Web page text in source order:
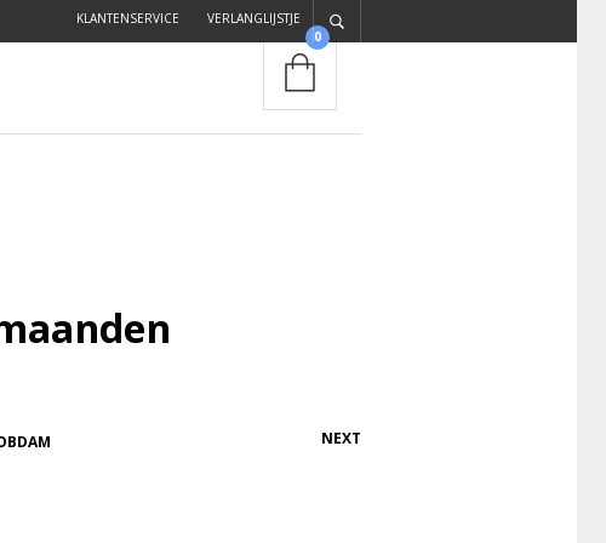
KLANTENSERVICE VERLANGLIJSTJE
0
NEXT